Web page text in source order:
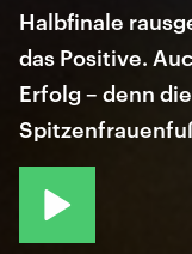
Halbfinale
das Positive.
Erfolg – denn